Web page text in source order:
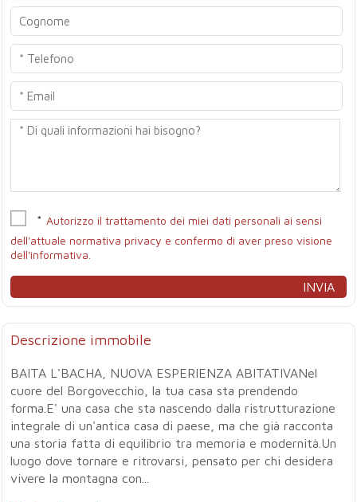
*Autorizzo il trattamento dei miei dati personali ai sensi
dell'attuale normativa privacy e confermo di aver preso visione
dell'informativa.
Descrizione immobile
BAITA L'BACHA, NUOVA ESPERIENZA ABITATIVANel
cuore del Borgovecchio, la tua casa sta prendendo
forma.E' una casa che sta nascendo dalla ristrutturazione
integrale di un'antica casa di paese, ma che già racconta
una storia fatta di equilibrio tra memoria e modernità.Un
luogo dove tornare e ritrovarsi, pensato per chi desidera
vivere la montagna con...